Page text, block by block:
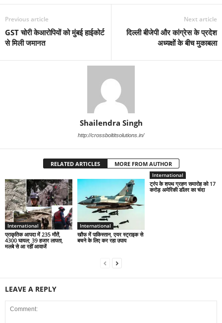
Previous article
GST चोरी केआरोपियों को मुंबई हाईकोर्ट
से मिली जमानत
Next article
दिल्ली बीजेपी और कांग्रेस के प्रदेश
अध्यक्षों के बीच मुकाबला
Shailendra Singh
http://crossboltitsolutions.in/
RELATED ARTICLES MORE FROM AUTHOR
International
प्राकृतिक आपदा में 235 मौतें,
4300 घायल; 39 हजार लापता,
मलबे से आ रहीं आवाजें
International
खौफ में पाकिस्तान, एयर स्ट्राइक से
बचने के लिए कर रहा उपाय
International
ट्रंप के शपथ ग्रहण समारोह को 17
करोड़ अमेरिकी डॉलर का चंदा
LEAVE A REPLY